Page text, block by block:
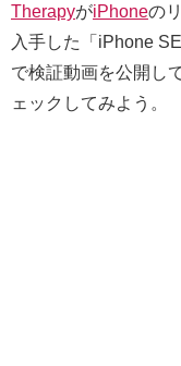
TherapyがiPhoneの
入手した「iPhone
で検証動画を公開し
ェックしてみよう。